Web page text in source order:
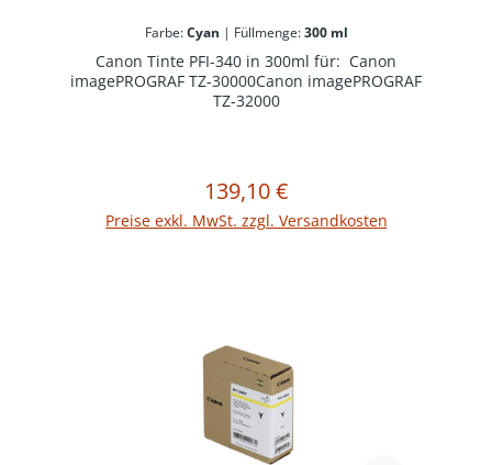
Farbe:Cyan | Füllmenge:300 ml
Canon Tinte PFI-340 in 300ml für: Canon
imagePROGRAF TZ-30000Canon imagePROGRAF
TZ-32000
Regulärer Preis:
139,10 €
Preise exkl. MwSt. zzgl. Versandkosten
In den Warenkorb